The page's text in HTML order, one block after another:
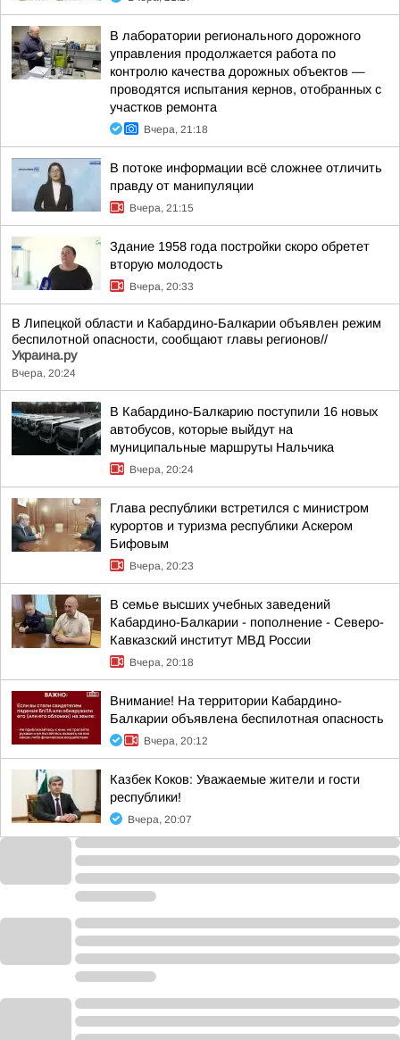
В лаборатории регионального дорожного
управления продолжается работа по
контролю качества дорожных объектов —
проводятся испытания кернов, отобранных с
участков ремонта
Вчера, 21:18
В потоке информации всё сложнее отличить
правду от манипуляции
Вчера, 21:15
Здание 1958 года постройки скоро обретет
вторую молодость
Вчера, 20:33
В Липецкой области и Кабардино-Балкарии объявлен режим
беспилотной опасности, сообщают главы регионов//
Украина.ру
Вчера, 20:24
В Кабардино-Балкарию поступили 16 новых
автобусов, которые выйдут на
муниципальные маршруты Нальчика
Вчера, 20:24
Глава республики встретился с министром
курортов и туризма республики Аскером
Бифовым
Вчера, 20:23
В семье высших учебных заведений
Кабардино-Балкарии - пополнение - Северо-
Кавказский институт МВД России
Вчера, 20:18
Внимание! На территории Кабардино-
Балкарии объявлена беспилотная опасность
Вчера, 20:12
Казбек Коков: Уважаемые жители и гости
республики!
Вчера, 20:07